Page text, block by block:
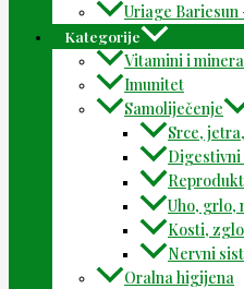
Uriage
Kategorije
Vitamini i
Imunitet
Samoliječenje
Srce,
Uho, grlo,
Kosti,
Nervni
Oralna higijena